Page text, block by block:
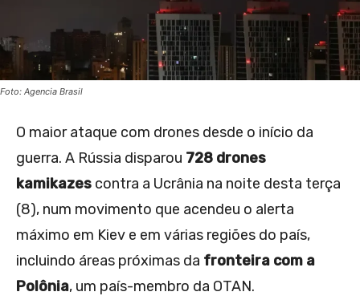
Foto: Agencia Brasil
O maior ataque com drones desde o início da
guerra. A Rússia disparou 728 drones
kamikazes contra a Ucrânia na noite desta terça
(8), num movimento que acendeu o alerta
máximo em Kiev e em várias regiões do país,
incluindo áreas próximas da fronteira com a
Polônia, um país-membro da OTAN.